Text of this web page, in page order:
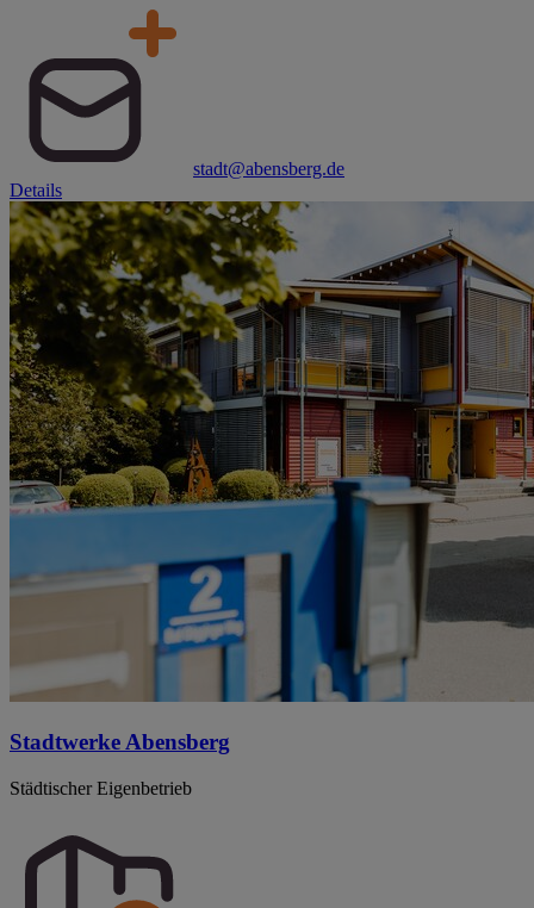
stadt@abensberg.de
Details
Stadtwerke Abensberg
Städtischer Eigenbetrieb